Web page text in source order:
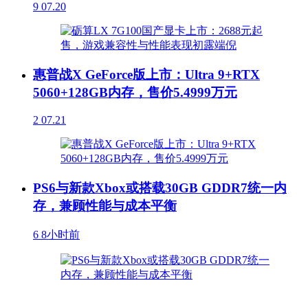
9 07.20
惠普战X GeForce版上市：Ultra 9+RTX
5060+128GB内存，售价5.4999万元
2 07.21
PS6与新款Xbox或搭载30GB GDDR7统一内
存，兼顾性能与成本平衡
6 8小时前